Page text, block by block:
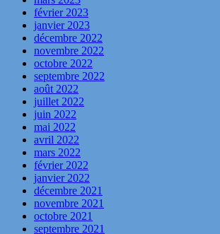
février 2023
janvier 2023
décembre 2022
novembre 2022
octobre 2022
septembre 2022
août 2022
juillet 2022
juin 2022
mai 2022
avril 2022
mars 2022
février 2022
janvier 2022
décembre 2021
novembre 2021
octobre 2021
septembre 2021